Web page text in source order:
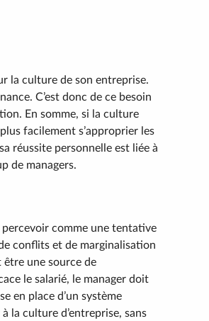
la culture de son entreprise.
C’est donc de ce besoin
En somme, si la culture
facilement s’approprier les
réussite personnelle est liée à
de managers.
comme une tentative
conflits et de marginalisation
être une source de
le salarié, le manager doit
en place d’un système
la culture d’entreprise, sans